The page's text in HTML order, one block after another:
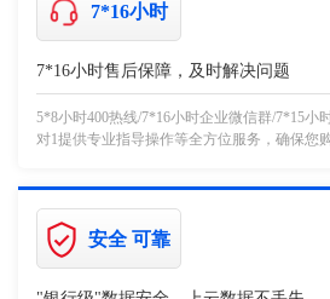
7*16小时
7*16小时售后保障，及时解决问题
5*8小时400热线/7*16小时企业微信群/7*15小
对1提供专业指导操作等全方位服务，确保您
安全 可靠